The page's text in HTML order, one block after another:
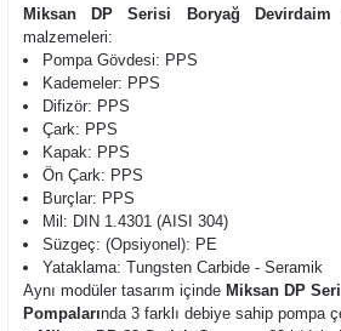
Miksan DP Serisi Boryağ Devirdaim
malzemeleri:
Pompa Gövdesi: PPS
Kademeler: PPS
Difizör: PPS
Çark: PPS
Kapak: PPS
Ön Çark: PPS
Burçlar: PPS
Mil: DIN 1.4301 (AISI 304)
Süzgeç: (Opsiyonel): PE
Yataklama: Tungsten Carbide - Seramik
Aynı modüler tasarım içinde Miksan DP
Pompalarında 3 farklı debiye sahip pompa